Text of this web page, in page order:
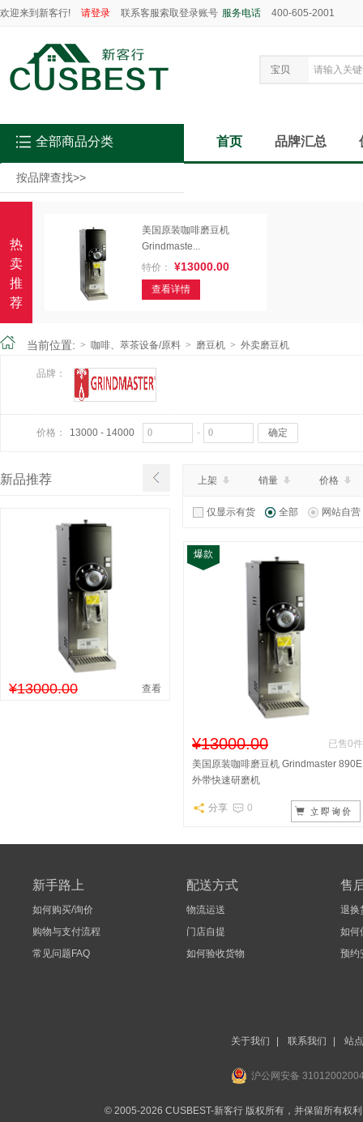
欢迎来到新客行! 请登录 联系客服索取登录账号 服务电话 400-605-2001
宝贝
按品牌查找>>
全部商品分类 首页 品牌汇总
热
卖
推
荐
美国原装咖啡磨豆机
Grindmaste...
特价：
¥13000.00
查看详情
当前位置: > 咖啡、萃茶设备/原料 > 磨豆机 > 外卖磨豆机
品牌：
价格： 13000 - 14000 确定
新品推荐
¥13000.00 查看
上架 销量 价格
仅显示有货 全部 网站自营
爆款
¥13000.00
已售0件
美国原装咖啡磨豆机 Grindmaster 890E
外带快速研磨机
分享 0
新手路上
如何购买/询价
购物与支付流程
常见问题FAQ
配送方式
物流运送
门店自提
如何验收货物
售
退换
如何
预约
关于我们 联系我们 站
沪公网安备
© 2005-2026 CUSBEST-新客行 版权所有，并保留所有权